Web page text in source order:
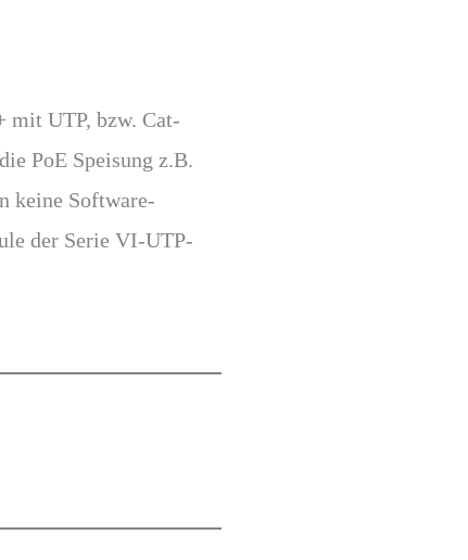
mit UTP, bzw. Cat-
PoE Speisung z.B.
keine Software-
der Serie VI-UTP-